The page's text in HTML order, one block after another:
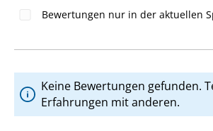
Bewertungen nur in der aktuellen
Keine Bewertungen gefunden.
Erfahrungen mit anderen.